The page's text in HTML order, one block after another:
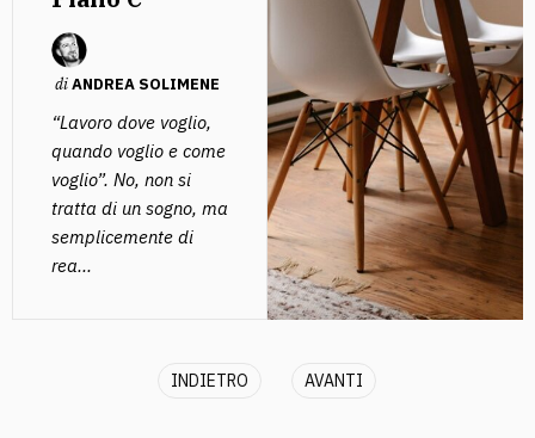
diANDREA SOLIMENE
“Lavoro dove voglio,
quando voglio e come
voglio”. No, non si
tratta di un sogno, ma
semplicemente di
rea...
INDIETRO AVANTI